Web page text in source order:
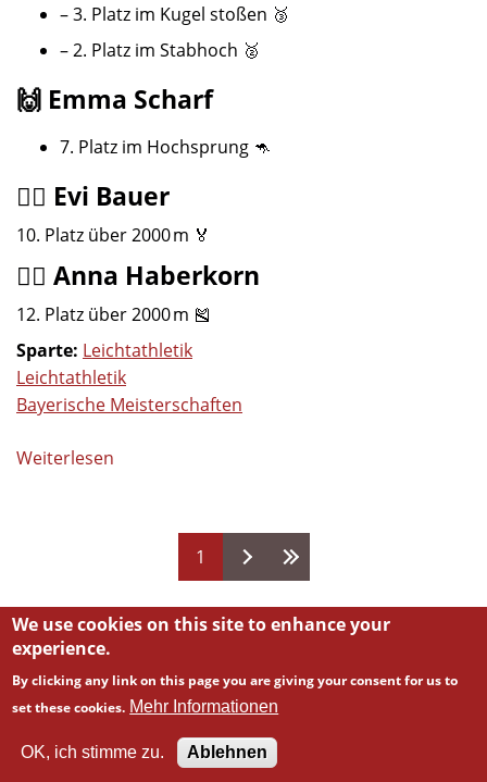
– 3. Platz im Kugel stoßen 🥉
– 2. Platz im Stabhoch 🥈
🙌 Emma Scharf
7. Platz im Hochsprung 🦘
🏃‍♀️ Evi Bauer
10. Platz über 2000 m 🏅
🏃‍♀️ Anna Haberkorn
12. Platz über 2000 m 🎽
Sparte: Leichtathletik
Leichtathletik
Bayerische Meisterschaften
Weiterlesen
Leichtathletik
1
Powered by Backdrop CMS
We use cookies on this site to enhance your
experience.
By clicking any link on this page you are giving your consent for us to
set these cookies. Mehr Informationen
OK, ich stimme zu. Ablehnen